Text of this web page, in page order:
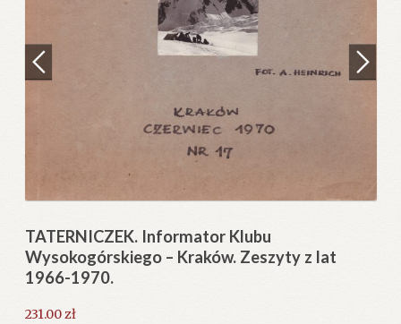
Zamówienie
Help in English
TATERNICZEK. Informator Klubu
Wysokogórskiego – Kraków. Zeszyty z lat
1966-1970.
231.00zł